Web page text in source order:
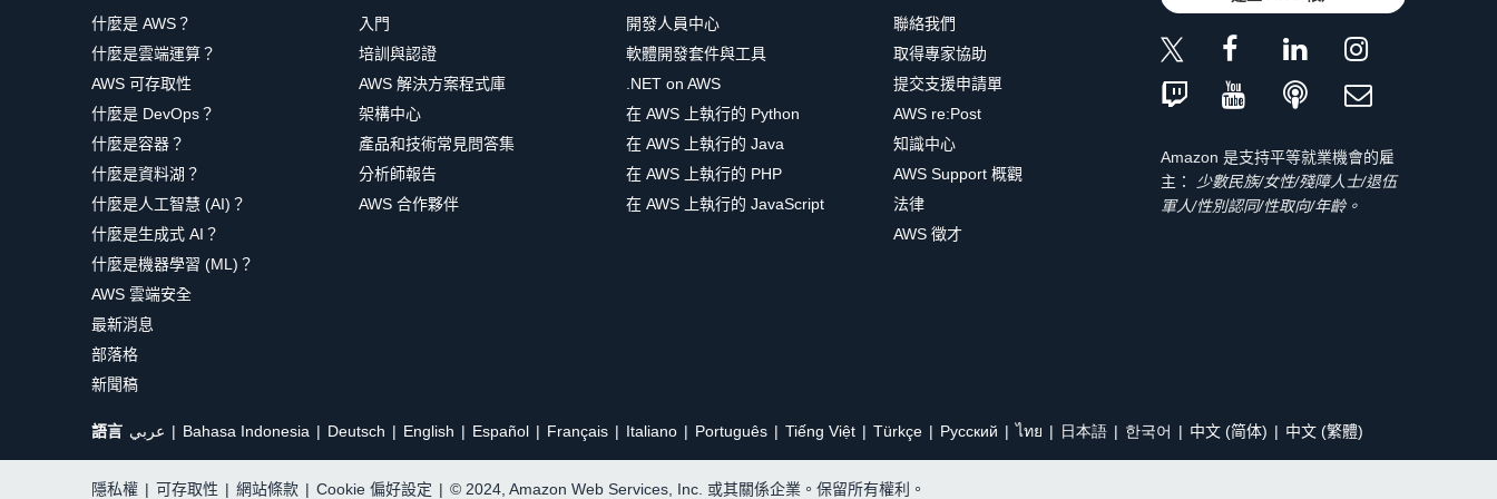
什麼是 AWS？
什麼是雲端運算？
AWS 可存取性
什麼是 DevOps？
什麼是容器？
什麼是資料湖？
什麼是人工智慧 (AI)？
什麼是生成式 AI？
什麼是機器學習 (ML)？
AWS 雲端安全
最新消息
部落格
新聞稿
入門
培訓與認證
AWS 解決方案程式庫
架構中心
產品和技術常見問答集
分析師報告
AWS 合作夥伴
開發人員中心
軟體開發套件與工具
.NET on AWS
在 AWS 上執行的 Python
在 AWS 上執行的 Java
在 AWS 上執行的 PHP
在 AWS 上執行的 JavaScript
聯絡我們
取得專家協助
提交支援申請單
AWS re:Post
知識中心
AWS Support 概觀
法律
AWS 徵才
Amazon 是支持平等就業機會的雇
主：
少數民族/女性/殘障人士/退伍
軍人/性別認同/性取向/年齡。
語言 عربي Bahasa Indonesia Deutsch English Español Français Italiano Português Tiếng Việt Türkçe Ρусский ไทย 日本語 한국어 中文 (简体) 中文 (繁體)
隱私權 | 可存取性 | 網站條款 | Cookie 偏好設定 | © 2024, Amazon Web Services, Inc. 或其關係企業。保留所有權利。